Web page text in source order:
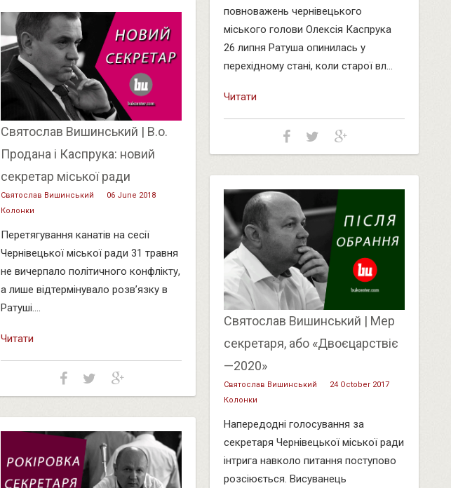
повноважень чернівецького
міського голови Олексія Каспрука
26 липня Ратуша опинилась у
перехідному стані, коли старої вл...
Читати
Святослав Вишинський | В.о.
Продана і Каспрука: новий
секретар міської ради
Святослав Вишинський
06 June 2018
Колонки
Перетягування канатів на сесії
Чернівецької міської ради 31 травня
не вичерпало політичного конфлікту,
а лише відтермінувало розв’язку в
Ратуші....
Читати
Святослав Вишинський | Мер
секретаря, або «Двоєцарствіє
—2020»
Святослав Вишинський
24 October 2017
Колонки
Напередодні голосування за
секретаря Чернівецької міської ради
інтрига навколо питання поступово
розсіюється. Висуванець